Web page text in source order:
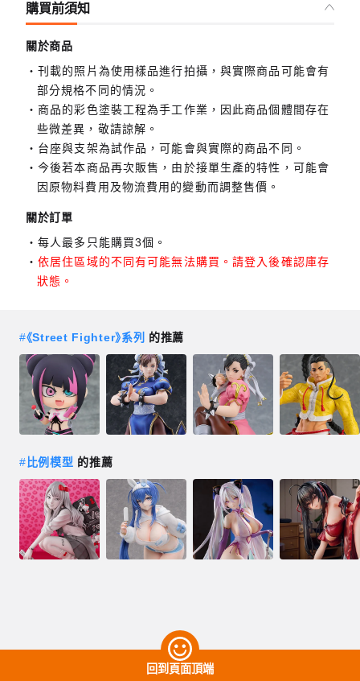
購買前須知
關於商品
刊載的照片為使用樣品進行拍攝，與實際商品可能會有
部分規格不同的情況。
商品的彩色塗裝工程為手工作業，因此商品個體間存在
些微差異，敬請諒解。
台座與支架為試作品，可能會與實際的商品不同。
今後若本商品再次販售，由於接單生產的特性，可能會
因原物料費用及物流費用的變動而調整售價。
關於訂單
每人最多只能購買3個。
依居住區域的不同有可能無法購買。請登入後確認庫存
狀態。
#《Street Fighter》系列 的推薦
# 比例模型 的推薦
回到頁面頂端